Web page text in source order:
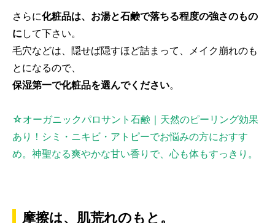
さらに化粧品は、お湯と石鹸で落ちる程度の強さのもの
に して下さい。
毛穴などは、隠せば隠すほど詰まって、メイク崩れのも
とになるので、
保湿第一で化粧品を選んでください。
☆オーガニックパロサント石鹸｜天然のピーリング効果
あり！シミ・ニキビ・アトピーでお悩みの方におすす
め。神聖なる爽やかな甘い香りで、心も体もすっきり。
摩擦は、肌荒れのもと。